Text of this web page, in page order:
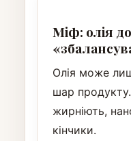
Міф: олія
Олія може
шар
жирніють,
кінчики.